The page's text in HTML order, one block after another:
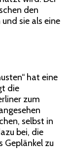
den
sie als eine
hat eine
die
zum
selbst in
bei, die
Geplänkel zu